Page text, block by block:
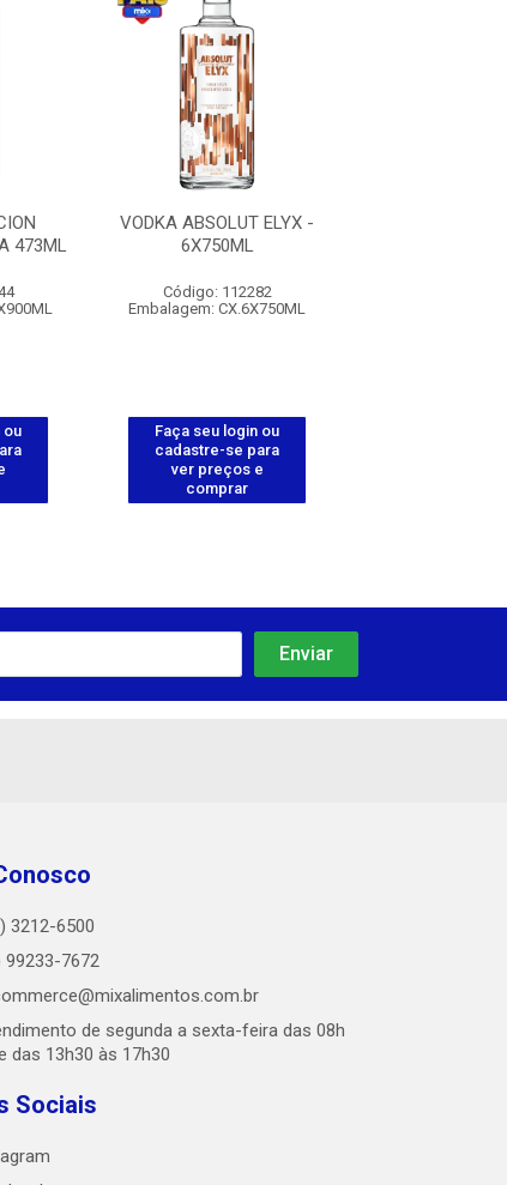
473ML
ou
VODKA ABSOLUT ELYX -
6X750ML
Código: 112282
Embalagem: CX.6X750ML
Faça seu login ou
cadastre-se para
ver preços e
comprar
3212-6500
99233-7672
de segunda a sexta-feira das 08h
das 13h30 às 17h30
Sociais